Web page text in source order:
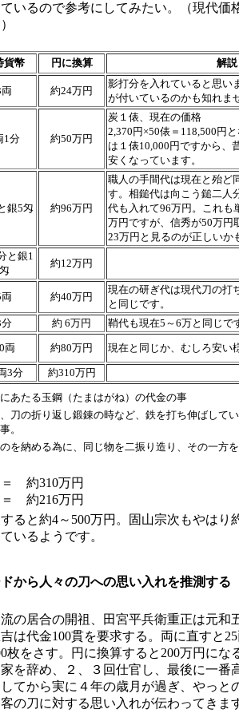
いるので参考にしてみたい。（現代価
貨幣 円に換算 解説
約24万円
影打分を入れていると思い
が付いているのかも知れま
1分 約50万円
炭１俵、現在の価格
2,370円×50俵＝118,500円
は１俵10,000円ですから、
安くなっています。
銀5匁 約96万円
職人の手間代は現在と殆ど
す。相鎚代は向こう鎚二人
代も入れて96万円。これも
万円ですが、信秀が50万円
23万円と見るのが正しいか
と銀1
匁
約12万円
約40万円
現在の研ぎ代は現代刀の打
と同じです。
約 6万円 鞘代も現在5～6万と同じで
両 約80万円 現在と同じか、むしろ安い
3分 約310万円
たる玉鋼（たまはがね）の代金の事
刀の折り返し鍛錬の時など、鉄を打ち伸ばして
。
を納める為に、同じ物を二振り造り、その一方
約310万円
約216万円
ると約4～500万円。固山宗次もやはり
いるようです。
から人々の刀への思い入れを推測する
の居合の開祖、田宮平兵衛重正は元和
代金100貫を要求する。両に直すと25
枚をさす。円に換算すると200万円に
を辞め、２、３回仕官し、最後に一番
てから実に４年の歳月が過ぎ、やっと
の刀に対する思い入れが伝わってきま